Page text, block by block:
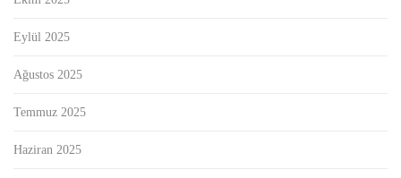
Eylül 2025
Ağustos 2025
Temmuz 2025
Haziran 2025